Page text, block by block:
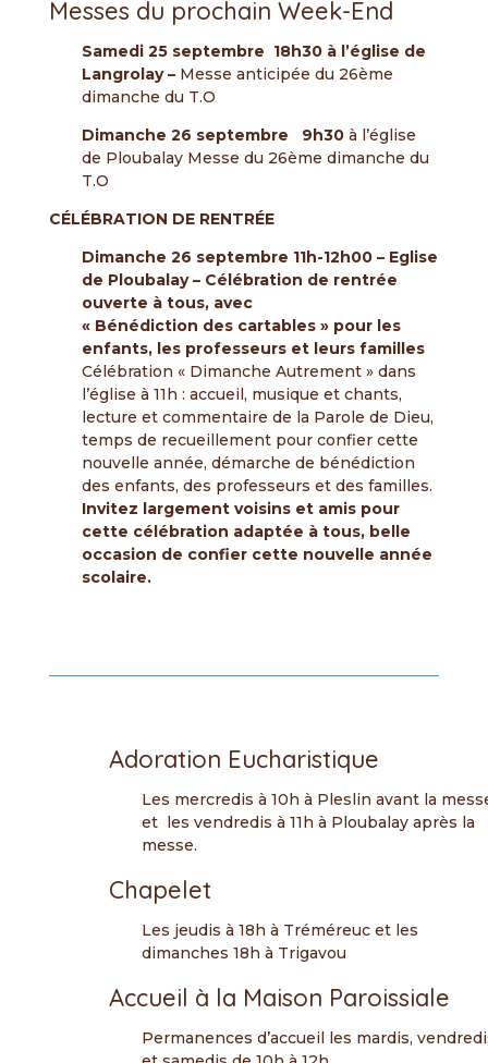
Messes du prochain Week-End
Samedi 25 septembre 18h30 à l’église de
Langrolay – Messe anticipée du 26ème
dimanche du T.O
Dimanche 26 septembre 9h30à l’église
de Ploubalay Messe du 26ème dimanche du
T.O
CÉLÉBRATION DE RENTRÉE
Dimanche 26 septembre 11h-12h00 – Eglise
de Ploubalay – Célébration de rentrée
ouverte à tous, avec
« Bénédiction des cartables » pour les
enfants, les professeurs et leurs familles
Célébration « Dimanche Autrement » dans
l’église à 11h : accueil, musique et chants,
lecture et commentaire de la Parole de Dieu,
temps de recueillement pour confier cette
nouvelle année, démarche de bénédiction
des enfants, des professeurs et des familles.
Invitez largement voisins et amis pour
cette célébration adaptée à tous, belle
occasion de confier cette nouvelle année
scolaire.
Adoration Eucharistique
Les mercredis à 10h à Pleslin avant la
et les vendredis à 11h à Ploubalay après la
messe.
Chapelet
Les jeudis à 18h à Tréméreuc et les
dimanches 18h à Trigavou
Accueil à la Maison Paroissiale
Permanences d’accueil les mardis,